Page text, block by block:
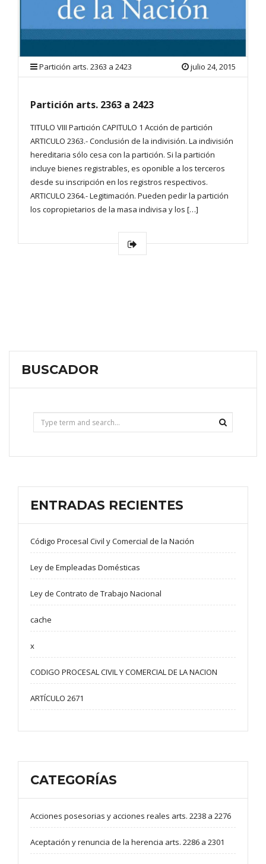
Partición arts. 2363 a 2423 julio 24, 2015
Partición arts. 2363 a 2423
TITULO VIII Partición CAPITULO 1 Acción de partición
ARTICULO 2363.- Conclusión de la indivisión. La indivisión
hereditaria sólo cesa con la partición. Si la partición
incluye bienes registrables, es oponible a los terceros
desde su inscripción en los registros respectivos.
ARTICULO 2364.- Legitimación. Pueden pedir la partición
los copropietarios de la masa indivisa y los […]
BUSCADOR
ENTRADAS RECIENTES
Código Procesal Civil y Comercial de la Nación
Ley de Empleadas Domésticas
Ley de Contrato de Trabajo Nacional
cache
x
CODIGO PROCESAL CIVIL Y COMERCIAL DE LA NACION
ARTÍCULO 2671
CATEGORÍAS
Acciones posesorias y acciones reales arts. 2238 a 2276
Aceptación y renuncia de la herencia arts. 2286 a 2301